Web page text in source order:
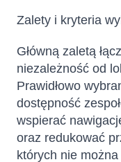
Zalety i kryteria
Główną zaletą
niezależność od
Prawidłowo
dostępność
wspierać
oraz redukować
których nie